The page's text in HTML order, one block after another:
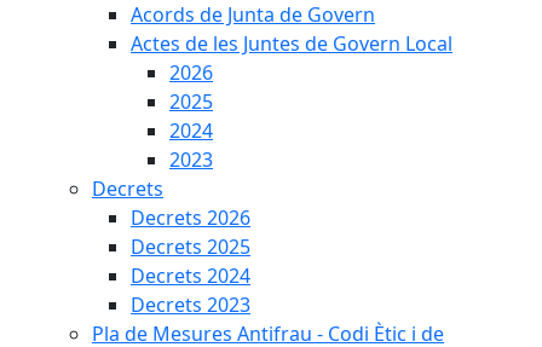
Acords de Junta de Govern
Actes de les Juntes de Govern Local
2026
2025
2024
2023
Decrets
Decrets 2026
Decrets 2025
Decrets 2024
Decrets 2023
Pla de Mesures Antifrau - Codi Ètic i de